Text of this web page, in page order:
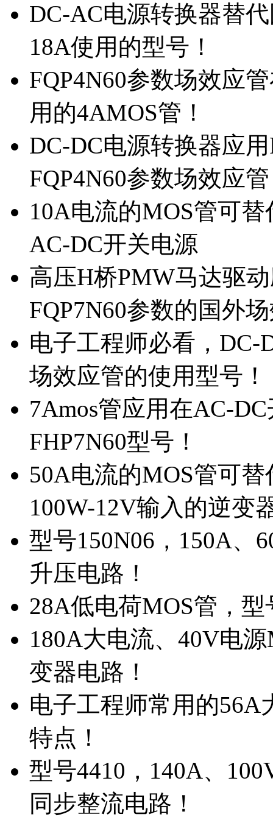
DC-AC电源转换器替
18A使用的型号！
FQP4N60参数场效应
用的4AMOS管！
DC-DC电源转换器应
FQP4N60参数场效应
10A电流的MOS管可
AC-DC开关电源
高压H桥PMW马达驱
FQP7N60参数的国外
电子工程师必看，DC-
场效应管的使用型号！
7Amos管应用在AC-
FHP7N60型号！
50A电流的MOS管可
100W-12V输入的逆变
型号150N06，150A、
升压电路！
28A低电荷MOS管，
180A大电流、40V电
变器电路！
电子工程师常用的56A
特点！
型号4410，140A、
同步整流电路！